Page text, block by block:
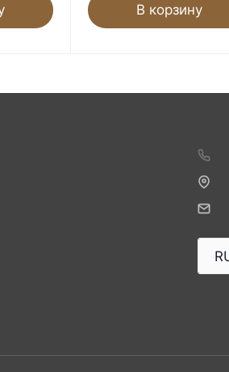
В корзину